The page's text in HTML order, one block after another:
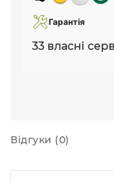
Гарантія
33 власні
Відгуки (0)